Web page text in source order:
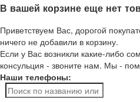
В вашей корзине еще нет
Приветствуем Вас, дорогой
ничего не добавили в корзину.
Если у Вас возникли какие-либо
консульция - звоните нам. Мы -
Наши телефоны: